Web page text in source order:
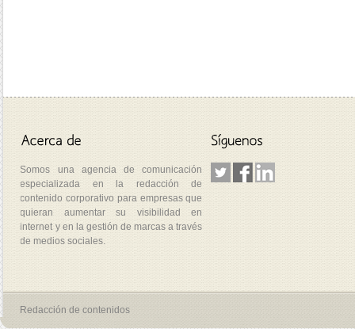
Somos una agencia de comunicación
especializada en la redacción de
contenido corporativo para empresas que
quieran aumentar su visibilidad en
internet y en la gestión de marcas a través
de medios sociales.
Redacción de contenidos